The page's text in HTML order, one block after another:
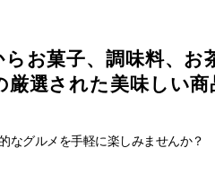
に
いただけます。
お菓子、調味料、お
選された美味しい
なグルメを手軽に楽しみませんか？